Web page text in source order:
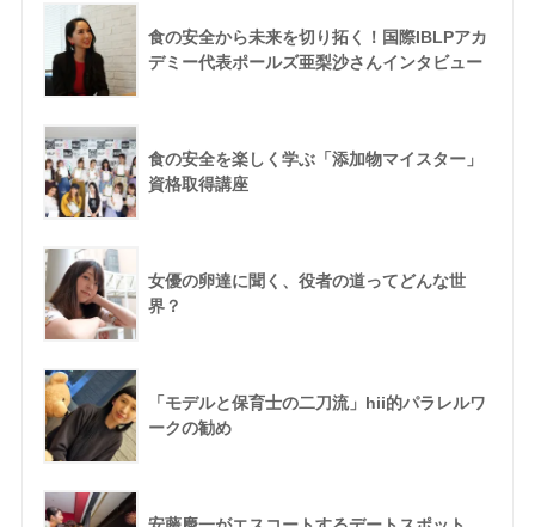
食の安全から未来を切り拓く！国際IBLPアカ
デミー代表ポールズ亜梨沙さんインタビュー
食の安全を楽しく学ぶ「添加物マイスター」
資格取得講座
女優の卵達に聞く、役者の道ってどんな世
界？
「モデルと保育士の二刀流」hii的パラレルワ
ークの勧め